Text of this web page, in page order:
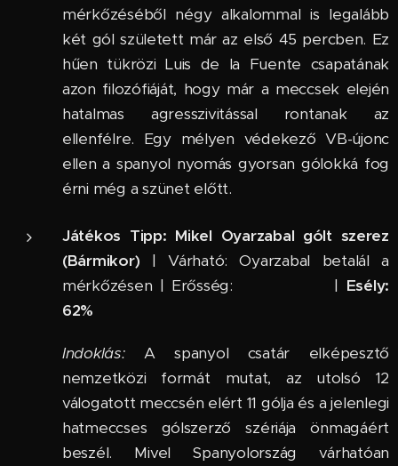
mérkőzéséből négy alkalommal is legalább
két gól született már az első 45 percben. Ez
hűen tükrözi Luis de la Fuente csapatának
azon filozófiáját, hogy már a meccsek elején
hatalmas agresszivitással rontanak az
ellenfélre. Egy mélyen védekező VB-újonc
ellen a spanyol nyomás gyorsan gólokká fog
érni még a szünet előtt.
Játékos Tipp: Mikel Oyarzabal gólt szerez
(Bármikor) | Várható: Oyarzabal betalál a
mérkőzésen | Erősség: ⭐⭐⭐⭐ | Esély:
62%
Indoklás:A spanyol csatár elképesztő
nemzetközi formát mutat, az utolsó 12
válogatott meccsén elért 11 gólja és a jelenlegi
hatmeccses gólszerző szériája önmagáért
beszél. Mivel Spanyolország várhatóan